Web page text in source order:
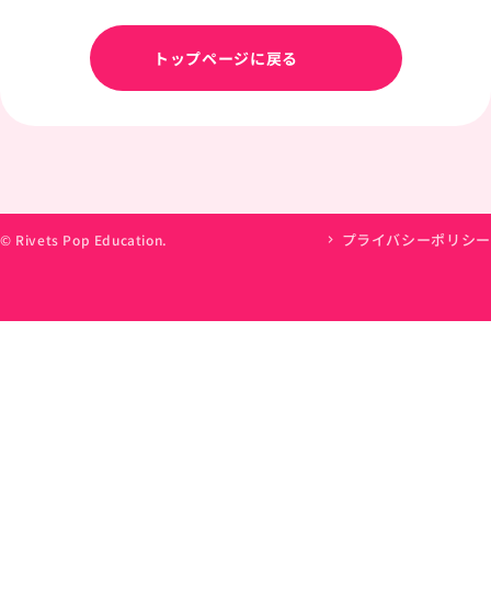
トップページに戻る
プライバシーポリシー
© Rivets Pop Education.